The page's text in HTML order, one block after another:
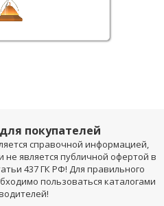
покупателей
справочной информацией,
является публичной офертой в
437 ГК РФ! Для правильного
пользоваться каталогами